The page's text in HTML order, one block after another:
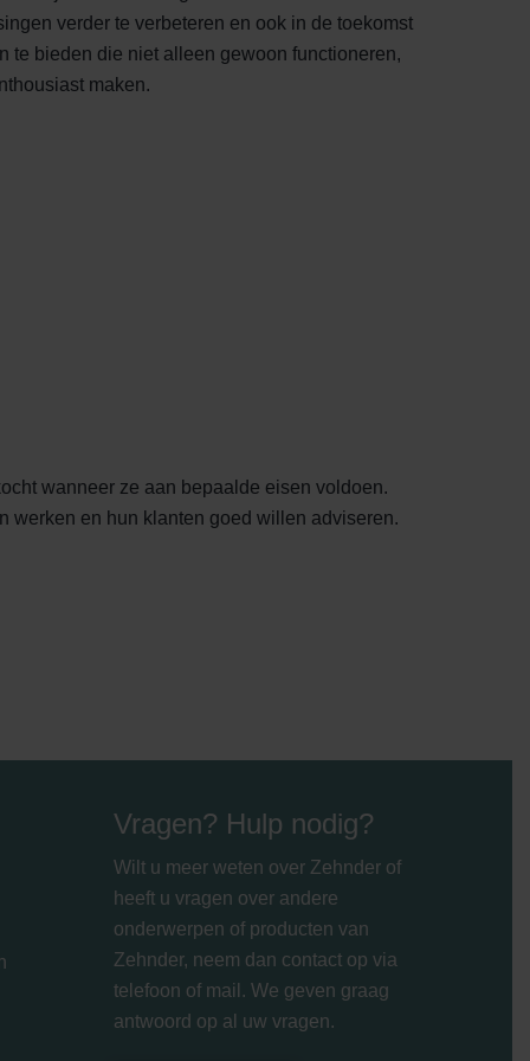
verder te verbeteren en ook in de toekomst
te bieden die niet alleen gewoon functioneren,
maken.
wanneer ze aan bepaalde eisen voldoen.
werken en hun klanten goed willen adviseren.
Vragen? Hulp nodig?
Wilt u meer weten over Zehnder of
heeft u vragen over andere
onderwerpen of producten van
Zehnder, neem dan contact op via
telefoon of mail. We geven graag
antwoord op al uw vragen.